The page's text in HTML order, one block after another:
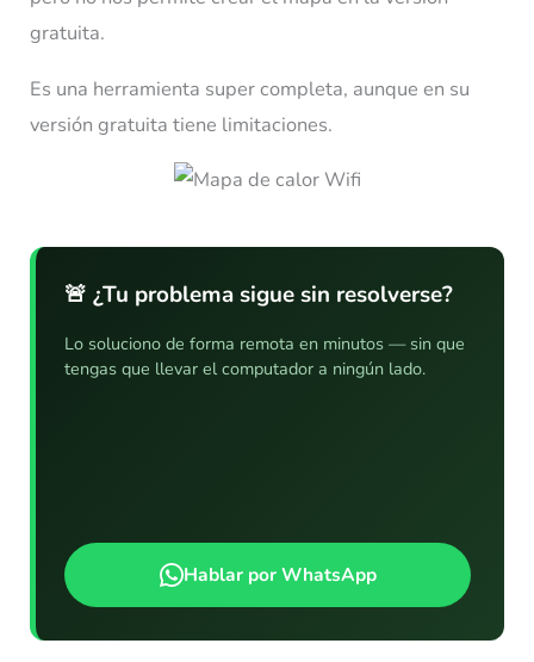
gratuita.
Es una herramienta super completa, aunque en su
versión gratuita tiene limitaciones.
🚨 ¿Tu problema sigue sin resolverse?
Lo soluciono de forma remota en minutos — sin que
tengas que llevar el computador a ningún lado.
Hablar por WhatsApp